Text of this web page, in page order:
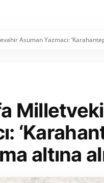
Asuman Yazmacı:
altına